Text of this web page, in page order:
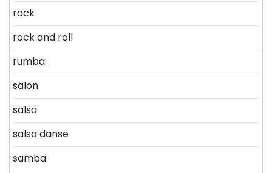
rock
rock and roll
rumba
salon
salsa
salsa danse
samba